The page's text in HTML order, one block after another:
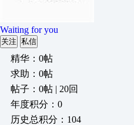
Waiting for you
关注 私信
精华：0帖
求助：0帖
帖子：0帖 | 20回
年度积分：0
历史总积分：104